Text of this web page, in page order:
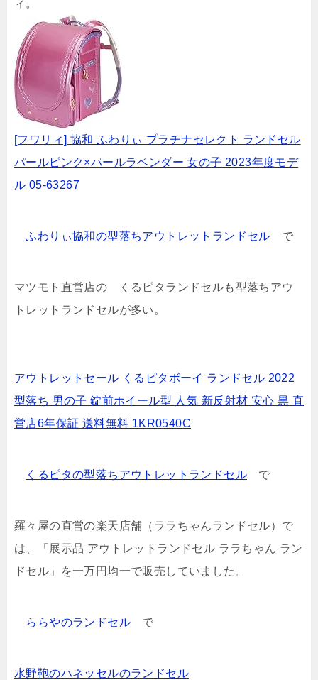
ィ。
[フワリィ] 協和 ふわりぃ プラチナセレクト ランドセル
パールピンク×パールラベンダー 女の子 2023年度モデ
ル 05-63267
ふわりぃ協和の型落ちアウトレットランドセル で
マツモト直営店の くるピタランドセルも型落ちアウ
トレットランドセルが多い。
アウトレットセール くるピタボーイ ランドセル 2022
型落ち 男の子 錠前ホイール型 人気 新反射材 安心 黒 直
営店6年保証 送料無料 1KR0540C
くるピタの型落ちアウトレットランドセル で
羅々屋の直営の楽天店舗（ララちゃんランドセル）で
は、「展示品 アウトレットランドセル ララちゃん ラン
ドセル」を一万円均一で販売していました。
ららやのランドセル で
水野鞄のハネッセルのランドセル